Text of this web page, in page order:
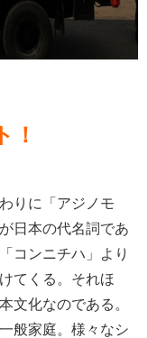
！
りに「アジノモ
日本の代名詞であ
コンニチハ」より
てくる。それほ
文化なのである。
般家庭。様々なシ